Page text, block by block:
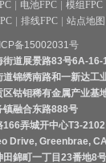
电池FPC 模组FPC
排线FPC 站点地图
备15002031号
街道展景路83号6A-16-
锦绣南路和一新达工
钴钼稀有金属产业基
镇融合东路888号
弄城开中心T3-2102
Drive, Greenbrae,
田錦町一丁目23番地8